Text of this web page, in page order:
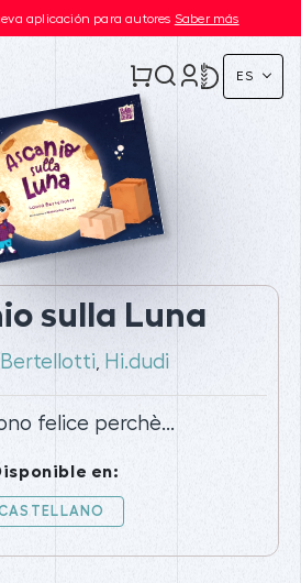
aplicación para autores Saber más
ES
sulla Luna
Bertellotti Hi.dudi
felice perchè...
en: